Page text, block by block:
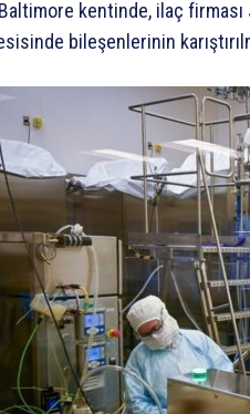
kentinde, ilaç
bileşenlerinin